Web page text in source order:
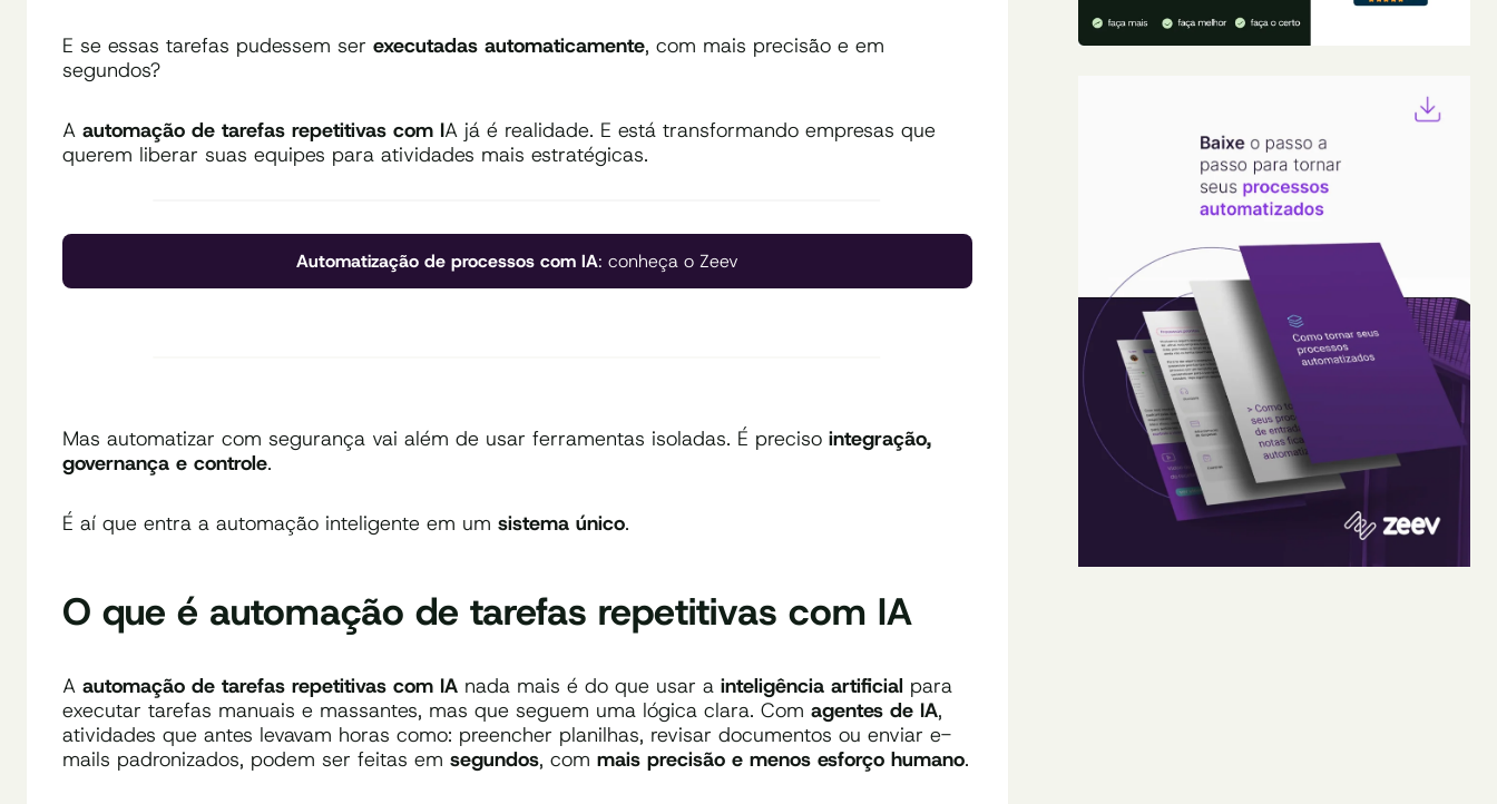
E se essas tarefas pudessem ser executadas automaticamente, com mais precisão e em
segundos?
A automação de tarefas repetitivas com IA já é realidade. E está transformando empresas que
querem liberar suas equipes para atividades mais estratégicas.
Automatização de processos com IA: conheça o Zeev
Mas automatizar com segurança vai além de usar ferramentas isoladas. É preciso integração,
governança e controle.
É aí que entra a automação inteligente em um sistema único.
O que é automação de tarefas repetitivas com IA
A automação de tarefas repetitivas com IA nada mais é do que usar a inteligência artificial para
executar tarefas manuais e massantes, mas que seguem uma lógica clara. Com agentes de IA,
atividades que antes levavam horas como: preencher planilhas, revisar documentos ou enviar e-
mails padronizados, podem ser feitas em segundos, com mais precisão e menos esforço humano.